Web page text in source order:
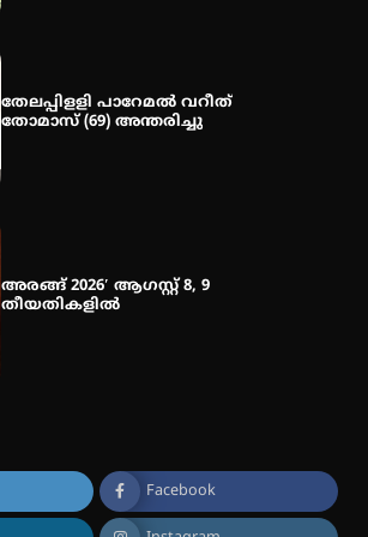
തേലപ്പിളളി പാറേമൽ വറീത്
തോമാസ് (69) അന്തരിച്ചു
അരങ്ങ് 2026′ ആഗസ്റ്റ് 8, 9
തീയതികളിൽ
Facebook